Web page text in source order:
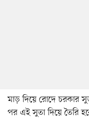
মাড় দিয়ে রোদে চরকার
পর এই সুতা দিয়ে তৈরি